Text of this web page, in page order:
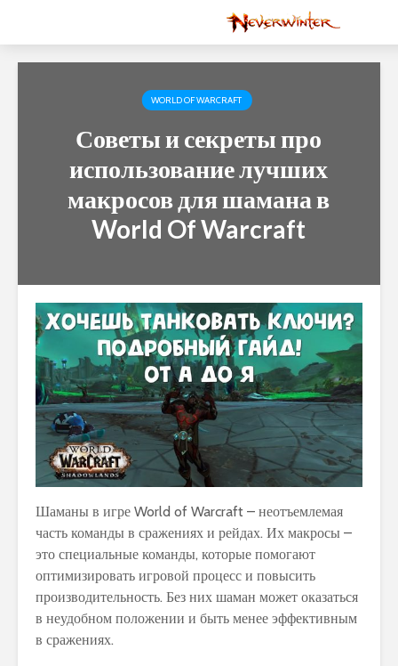
WORLD OF WARCRAFT
Советы и секреты про
использование лучших
макросов для шамана в
World Of Warcraft
Шаманы в игре World of Warcraft – неотъемлемая
часть команды в сражениях и рейдах. Их макросы –
это специальные команды, которые помогают
оптимизировать игровой процесс и повысить
производительность. Без них шаман может оказаться
в неудобном положении и быть менее эффективным
в сражениях.